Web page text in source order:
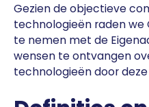
Gezien de objectieve
technologieën raden
te nemen met de
wensen te ontvangen
technologieën door